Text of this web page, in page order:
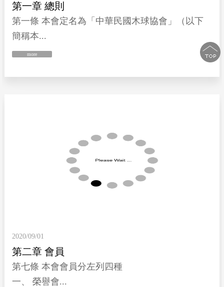
第一章 總則
第一條 本會定名為「中華民國木球協會」（以下
簡稱本...
more
2020/09/01
第二章 會員
第七條 本會會員分左列四種
一、 榮譽會...